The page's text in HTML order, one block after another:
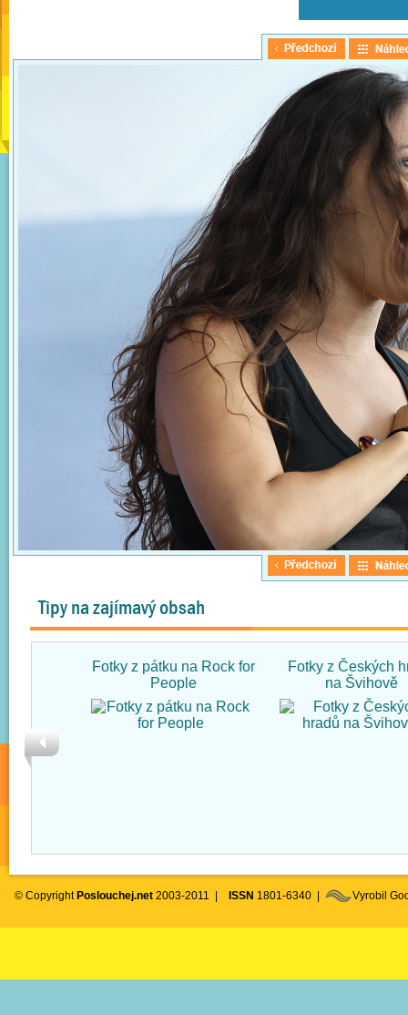
Tipy na zajímavý obsah
Fotky z pátku na Rock for
People
Fotky z Českých
na Švihově
© Copyright Poslouchej.net 2003-2011 | ISSN 1801-6340 | Vyrobil